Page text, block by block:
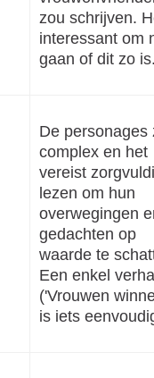
zou schrijven.
interessant om
gaan of dit zo
De personages
complex en het
vereist
lezen om hun
overwegingen
gedachten op
waarde te
Een enkel
('Vrouwen
is iets